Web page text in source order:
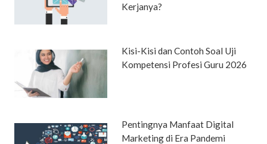
Kerjanya?
Kisi-Kisi dan Contoh Soal Uji
Kompetensi Profesi Guru 2026
Pentingnya Manfaat Digital
Marketing di Era Pandemi